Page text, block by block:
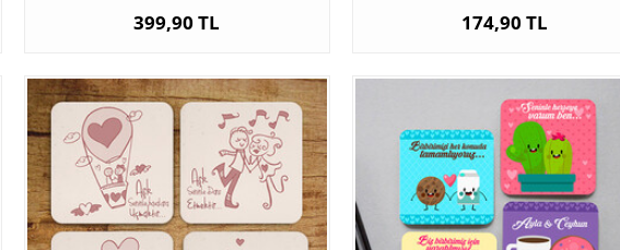
399,90 TL 174,90 TL